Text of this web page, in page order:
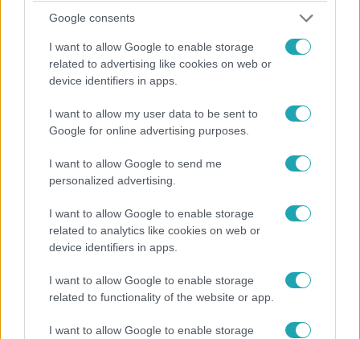
Google consents
I want to allow Google to enable storage
related to advertising like cookies on web or
device identifiers in apps.
I want to allow my user data to be sent to
Google for online advertising purposes.
I want to allow Google to send me
personalized advertising.
I want to allow Google to enable storage
related to analytics like cookies on web or
device identifiers in apps.
I want to allow Google to enable storage
related to functionality of the website or app.
I want to allow Google to enable storage
A kis tejfelesszájú! Így nézett ki Molnár Áron 15
Molnár Áronról rég látott kép került elő 2009-ből,
amelyen még szinte suhancnak tűnik a népszerű színész.